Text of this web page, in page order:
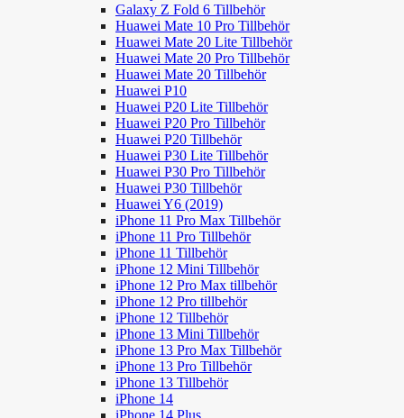
Galaxy Z Fold 6 Tillbehör
Huawei Mate 10 Pro Tillbehör
Huawei Mate 20 Lite Tillbehör
Huawei Mate 20 Pro Tillbehör
Huawei Mate 20 Tillbehör
Huawei P10
Huawei P20 Lite Tillbehör
Huawei P20 Pro Tillbehör
Huawei P20 Tillbehör
Huawei P30 Lite Tillbehör
Huawei P30 Pro Tillbehör
Huawei P30 Tillbehör
Huawei Y6 (2019)
iPhone 11 Pro Max Tillbehör
iPhone 11 Pro Tillbehör
iPhone 11 Tillbehör
iPhone 12 Mini Tillbehör
iPhone 12 Pro Max tillbehör
iPhone 12 Pro tillbehör
iPhone 12 Tillbehör
iPhone 13 Mini Tillbehör
iPhone 13 Pro Max Tillbehör
iPhone 13 Pro Tillbehör
iPhone 13 Tillbehör
iPhone 14